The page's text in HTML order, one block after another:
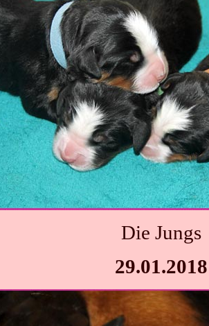
Die Jungs
29.01.2018